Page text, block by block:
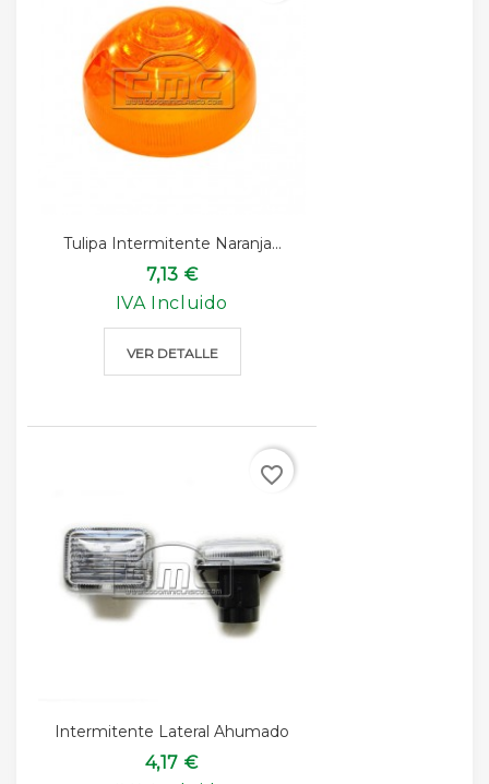
Tulipa Intermitente Naranja...
7,13 €
IVA Incluido
VER DETALLE
Intermitente Lateral Ahumado
4,17 €
favorite_border